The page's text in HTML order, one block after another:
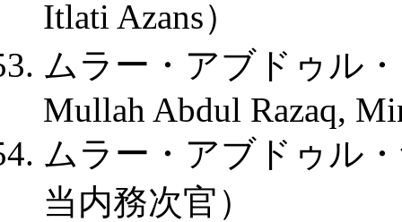
Itlati Azans）
ムラー・アブドゥル
Mullah Abdul Razaq,
ムラー・アブドゥル
当内務次官）